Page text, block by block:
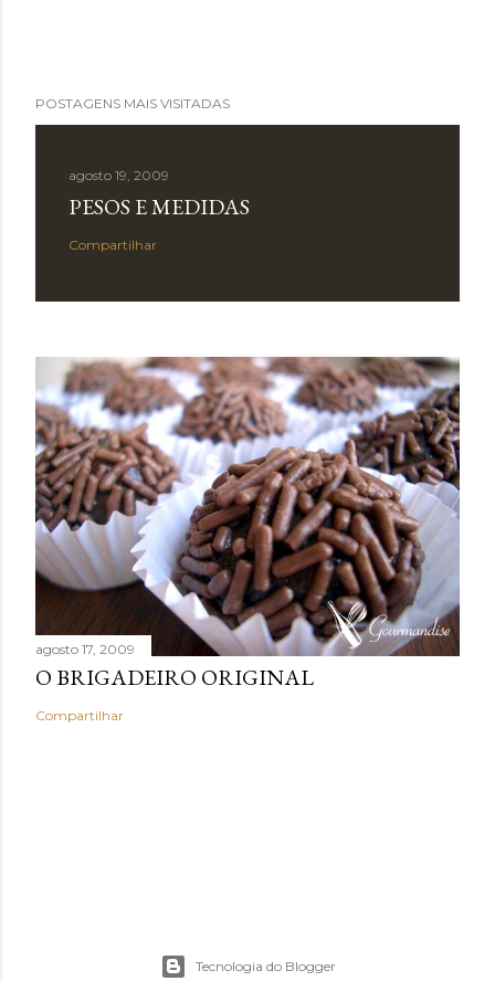
POSTAGENS MAIS VISITADAS
agosto 19, 2009
PESOS E MEDIDAS
Compartilhar
agosto 17, 2009
O BRIGADEIRO ORIGINAL
Compartilhar
Tecnologia do Blogger